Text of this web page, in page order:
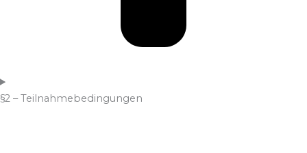
§2 – Teilnahmebedingungen